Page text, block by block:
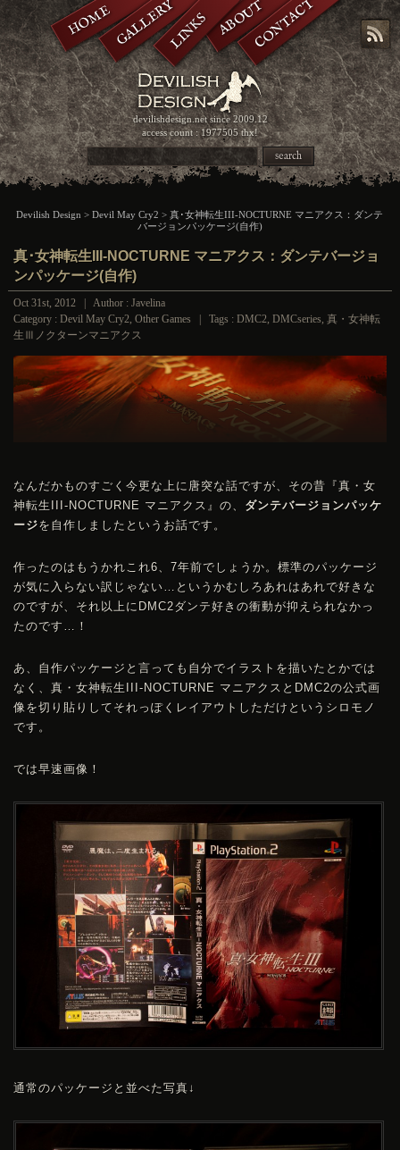
devilishdesign.netsince 2009.12
access count : 1977505 thx!
HOMEGALLERYLINKSABOUTCONTACT
search
Devilish Design >Devil May Cry2 > 真･女神転生III-NOCTURNE マニアクス：ダンテ
バージョンパッケージ(自作)
真･女神転生III-NOCTURNE マニアクス：ダンテバージョ
ンパッケージ(自作)
Oct 31st, 2012 | Author : Javelina
Category :Devil May Cry2,Other Games | Tags :DMC2,DMCseries,真・女神転
生Ⅲノクターンマニアクス
なんだかものすごく今更な上に唐突な話ですが、その昔 『真・女
神転生III-NOCTURNE マニアクス』の、 ダンテバージョンパッケ
ージを自作しましたというお話です。
作ったのはもうかれこれ6、7年前でしょうか。標準のパッケージ
が気に入らない訳じゃない…というかむしろあれはあれで好きな
のですが、それ以上に DMC2ダンテ好きの衝動が抑えられなかっ
たのです…！
あ、自作パッケージと言っても自分でイラストを描いたとかでは
なく、真・女神転生III-NOCTURNE マニアクスと DMC2の公式画
像を切り貼りしてそれっぽくレイアウトしただけというシロモノ
です。
では早速画像！
通常のパッケージと並べた写真↓